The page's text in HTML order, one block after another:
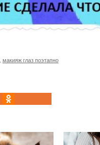
макияж глаз поэтапно